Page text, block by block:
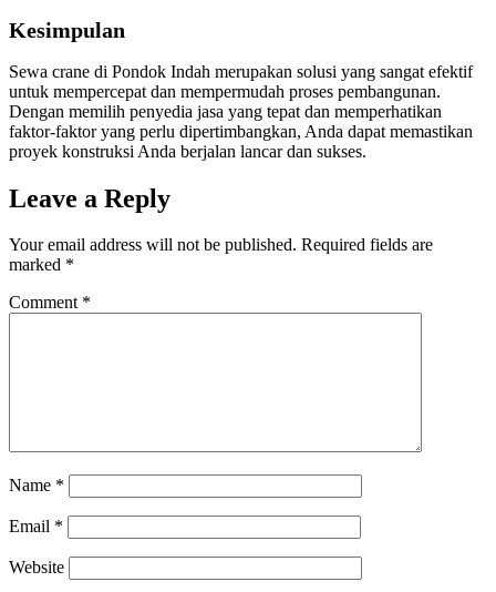
Kesimpulan
Sewa crane di Pondok Indah merupakan solusi yang sangat efektif
untuk mempercepat dan mempermudah proses pembangunan.
Dengan memilih penyedia jasa yang tepat dan memperhatikan
faktor-faktor yang perlu dipertimbangkan, Anda dapat memastikan
proyek konstruksi Anda berjalan lancar dan sukses.
Leave a Reply
Your email address will not be published. Required fields are
marked *
Comment *
Name *
Email *
Website